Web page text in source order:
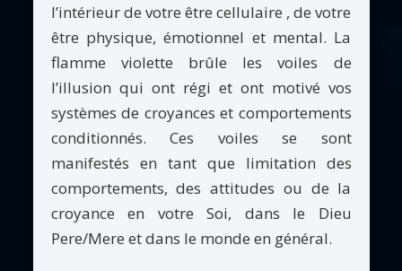
l’intérieur de votre être cellulaire , de votre
être physique, émotionnel et mental. La
flamme violette brûle les voiles de
l’illusion qui ont régi et ont motivé vos
systèmes de croyances et comportements
conditionnés. Ces voiles se sont
manifestés en tant que limitation des
comportements, des attitudes ou de la
croyance en votre Soi, dans le Dieu
Pere/Mere et dans le monde en général.